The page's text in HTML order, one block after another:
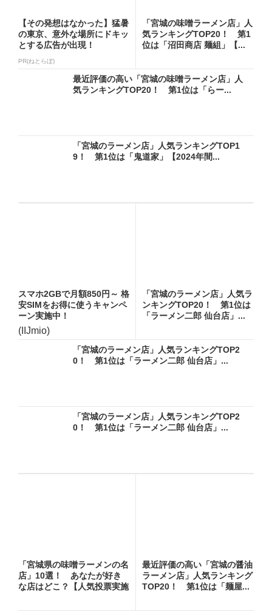
【その発想はなかった】猛暑
の東京、意外な場所にドキッ
とする広告が出現！
PR(ねとらぼ)
「宮城の味噌ラーメン店」人
気ランキングTOP20！ 第1
位は「沼田商店 麺組」【...
最近評価の高い「宮城の味噌ラーメン店」人
気ランキングTOP20！ 第1位は「らー...
「宮城のラーメン店」人気ランキングTOP1
9！ 第1位は「鬼道家」【2024年間...
スマホ2GBで月額850円～ 格
安SIMをお得に使うキャンペ
ーン実施中！
(IIJmio)
「宮城のラーメン店」人気ラ
ンキングTOP20！ 第1位は
「ラーメン二郎 仙台店」...
「宮城のラーメン店」人気ランキングTOP2
0！ 第1位は「ラーメン二郎 仙台店」...
「宮城のラーメン店」人気ランキングTOP2
0！ 第1位は「ラーメン二郎 仙台店」...
「宮城県の味噌ラーメンの名
店」10選！ あなたが好き
な店はどこ？【人気投票実施
最近評価の高い「宮城の醤油
ラーメン店」人気ランキング
TOP20！ 第1位は「麺屋...